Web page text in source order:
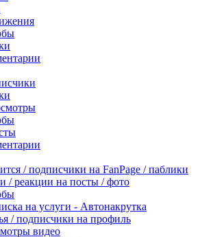
/ подписчики на FanPage / паблики
/ реакции на посты / фото
на услуги - Автонакрутка
/ подписчики на профиль
видео